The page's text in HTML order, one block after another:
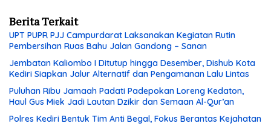
Berita Terkait
UPT PUPR PJJ Campurdarat Laksanakan Kegiatan Rutin
Pembersihan Ruas Bahu Jalan Gandong – Sanan
Jembatan Kaliombo I Ditutup hingga Desember, Dishub Kota
Kediri Siapkan Jalur Alternatif dan Pengamanan Lalu Lintas
Puluhan Ribu Jamaah Padati Padepokan Loreng Kedaton,
Haul Gus Miek Jadi Lautan Dzikir dan Semaan Al-Qur’an
Polres Kediri Bentuk Tim Anti Begal, Fokus Berantas Kejahatan